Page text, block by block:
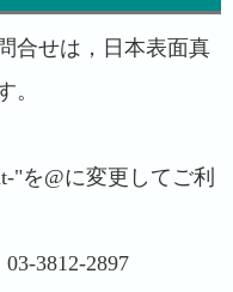
合せは，日本表面真
。
"を@に変更してご利
3812-2897